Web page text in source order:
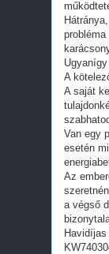
A
A saját
Van egy
esetén
Az
a végső